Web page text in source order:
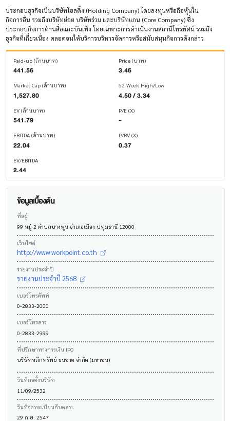
ประกอบธุรกิจเป็นบริษัทโฮลดิ้ง (Holding Company) โดยลงทุนหรือถือหุ้นใน
กิจการอื่น รวมถึงบริษัทย่อย บริษัทร่วม และบริษัทแกน (Core Company) ซึ่ง
ประกอบกิจการด้านสื่อและบันเทิง โดยเฉพาะการดำเนินงานสถานีโทรทัศน์ รวมถึง
ธุรกิจที่เกี่ยวเนื่อง ตลอดจนให้บริการบริหารจัดการหรือสนับสนุนกิจการดังกล่าว
Paid-up (ล้านบาท)
441.56
Market Cap (ล้านบาท)
1,527.80
EV (ล้านบาท)
541.79
EBITDA (ล้านบาท)
22.04
EV/EBITDA
2.44
Price (บาท)
3.46
52 Week High/Low
4.50 / 3.34
P/E (X)
-
P/BV (X)
0.37
ข้อมูลเบื้องต้น
ที่อยู่
99 หมู่ 2 ตำบลบางพูน อำเภอเมือง ปทุมธานี 12000
เว็บไซต์
http://www.workpoint.co.th
รายงานประจำปี
รายงานประจำปี 2568
เบอร์โทรศัพท์
0-2833-2000
เบอร์โทรสาร
0-2833-2999
ที่ปรึกษาทางการเงิน IPO
บริษัทหลักทรัพย์ ธนชาต จำกัด (มหาชน)
วันที่ก่อตั้งบริษัท
11/09/2532
วันที่จดทะเบียนกับตลท.
29 ก.ย. 2547